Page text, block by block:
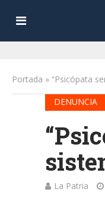
Portada » “Psicópata
DENUNCIA
La Patria